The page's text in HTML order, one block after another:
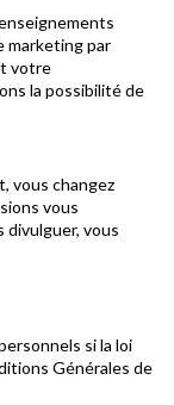
marketing par
votre
la possibilité de
vous changez
vous
divulguer, vous
si la loi
Générales de